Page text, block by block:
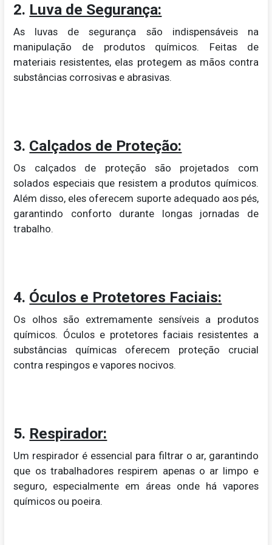
2. Luva de Segurança:
As luvas de segurança são indispensáveis na
manipulação de produtos químicos. Feitas de
materiais resistentes, elas protegem as mãos contra
substâncias corrosivas e abrasivas.
3. Calçados de Proteção:
Os calçados de proteção são projetados com
solados especiais que resistem a produtos químicos.
Além disso, eles oferecem suporte adequado aos pés,
garantindo conforto durante longas jornadas de
trabalho.
4. Óculos e Protetores Faciais:
Os olhos são extremamente sensíveis a produtos
químicos. Óculos e protetores faciais resistentes a
substâncias químicas oferecem proteção crucial
contra respingos e vapores nocivos.
5. Respirador:
Um respirador é essencial para filtrar o ar, garantindo
que os trabalhadores respirem apenas o ar limpo e
seguro, especialmente em áreas onde há vapores
químicos ou poeira.